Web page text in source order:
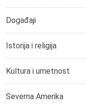
Događaji
Istorija i religija
Kultura i umetnost
Severna Amerika